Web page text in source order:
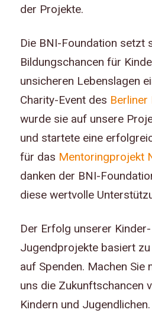
der Projekte.
Die BNI-Foundation setzt
Bildungschancen für
unsicheren Lebenslagen
Charity-Event des Berliner
wurde sie auf unsere
und startete eine
für das Mentoringprojekt
danken der BNI-
diese wertvolle
Der Erfolg unserer
Jugendprojekte basiert
auf Spenden. Machen Sie
uns die Zukunftschancen
Kindern und